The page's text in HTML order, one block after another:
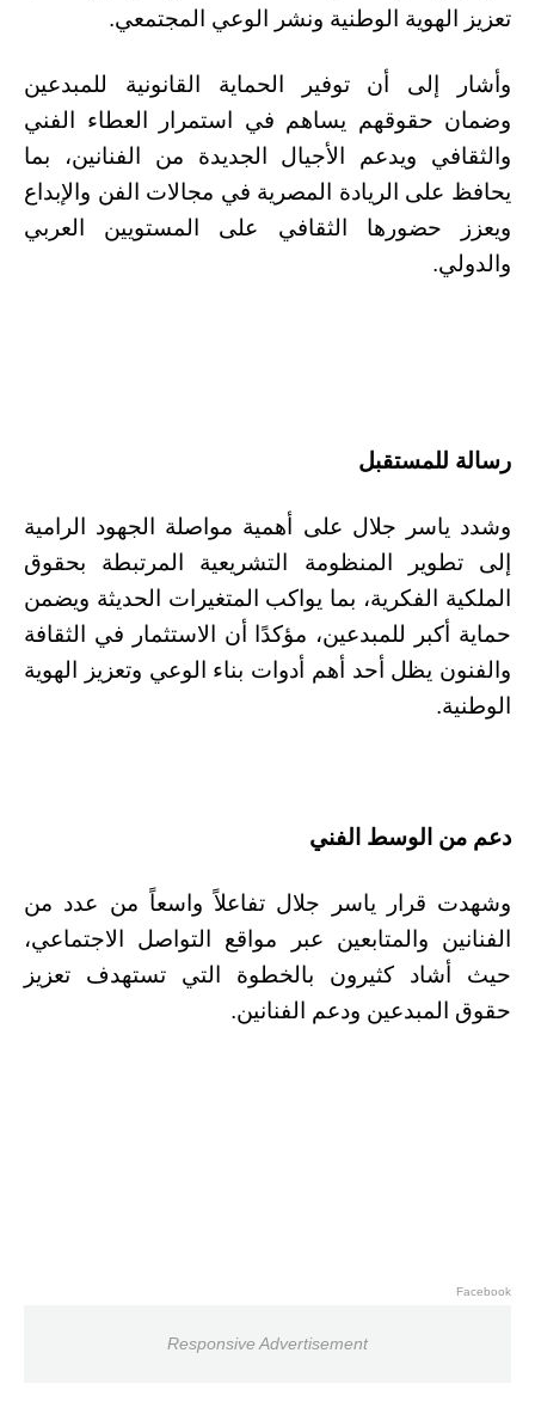
تعزيز الهوية الوطنية ونشر الوعي المجتمعي.
وأشار إلى أن توفير الحماية القانونية للمبدعين
وضمان حقوقهم يساهم في استمرار العطاء الفني
والثقافي ويدعم الأجيال الجديدة من الفنانين، بما
يحافظ على الريادة المصرية في مجالات الفن والإبداع
ويعزز حضورها الثقافي على المستويين العربي
والدولي.
رسالة للمستقبل
وشدد ياسر جلال على أهمية مواصلة الجهود الرامية
إلى تطوير المنظومة التشريعية المرتبطة بحقوق
الملكية الفكرية، بما يواكب المتغيرات الحديثة ويضمن
حماية أكبر للمبدعين، مؤكدًا أن الاستثمار في الثقافة
والفنون يظل أحد أهم أدوات بناء الوعي وتعزيز الهوية
الوطنية.
دعم من الوسط الفني
وشهدت قرار ياسر جلال تفاعلاً واسعاً من عدد من
الفنانين والمتابعين عبر مواقع التواصل الاجتماعي،
حيث أشاد كثيرون بالخطوة التي تستهدف تعزيز
حقوق المبدعين ودعم الفنانين.
Facebook
Responsive Advertisement